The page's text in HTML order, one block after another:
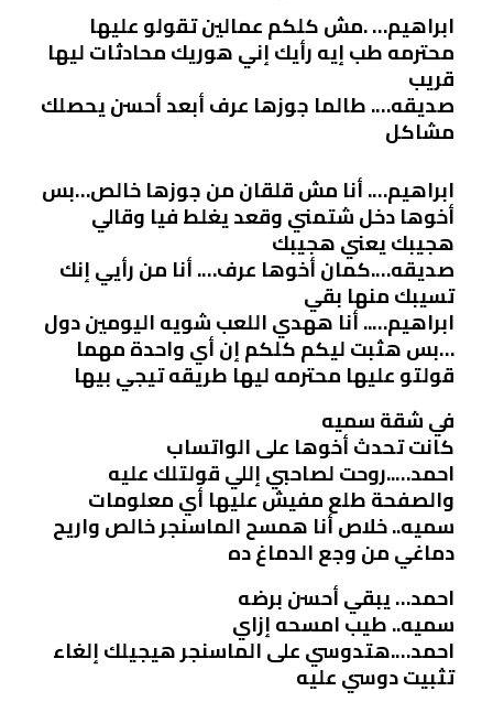
ابراهيم… .مش كلكم عمالين تقولو عليها
محترمه طب إيه رأيك إني هوريك محادثات ليها
قريب
صديقه…. طالما جوزها عرف أبعد أحسن يحصلك
مشاكل
ابراهيم…. أنا مش قلقان من جوزها خالص…بس
أخوها دخل شتمني وقعد يغلط فيا وقالي
هجيبك يعني هجيبك
صديقه….كمان أخوها عرف…. أنا من رأيي إنك
تسيبك منها بقي
ابراهيم….. أنا ههدي اللعب شويه اليومين دول
…بس هثبت ليكم كلكم إن أي واحدة مهما
قولتو عليها محترمه ليها طريقه تيجي بيها
في شقة سميه
كانت تحدث أخوها على الواتساب
احمد…..روحت لصاحبي إللي قولتلك عليه
والصفحة طلع مفيش عليها أي معلومات
سميه.. خلاص أنا همسح الماسنجر خالص واريح
دماغي من وجع الدماغ ده
احمد… يبقي أحسن برضه
سميه.. طيب امسحه إزاي
احمد….هتدوسي على الماسنجر هيجيلك إلغاء
تثبيت دوسي عليه